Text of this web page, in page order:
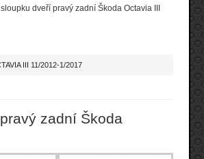
dveří pravý zadní Škoda Octavia III
III 11/2012-1/2017
zadní Škoda